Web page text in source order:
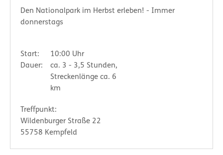
Den Nationalpark im Herbst erleben! - Immer
donnerstags
Start:
10:00 Uhr
Dauer:
ca. 3 - 3,5 Stunden,
Streckenlänge ca. 6
km
Treffpunkt:
Wildenburger Straße 22
55758 Kempfeld